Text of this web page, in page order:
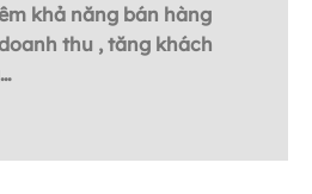
khả năng bán hàng
thu , tăng khách